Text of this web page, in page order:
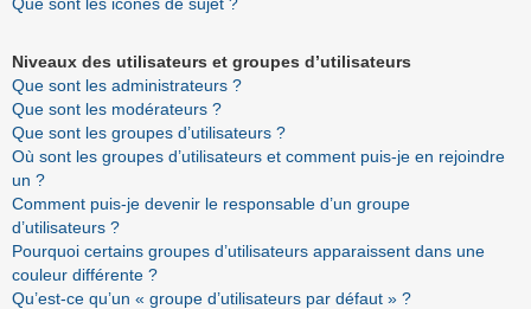
Que sont les icônes de sujet ?
Niveaux des utilisateurs et groupes d’utilisateurs
Que sont les administrateurs ?
Que sont les modérateurs ?
Que sont les groupes d’utilisateurs ?
Où sont les groupes d’utilisateurs et comment puis-je en rejoindre
un ?
Comment puis-je devenir le responsable d’un groupe
d’utilisateurs ?
Pourquoi certains groupes d’utilisateurs apparaissent dans une
couleur différente ?
Qu’est-ce qu’un « groupe d’utilisateurs par défaut » ?